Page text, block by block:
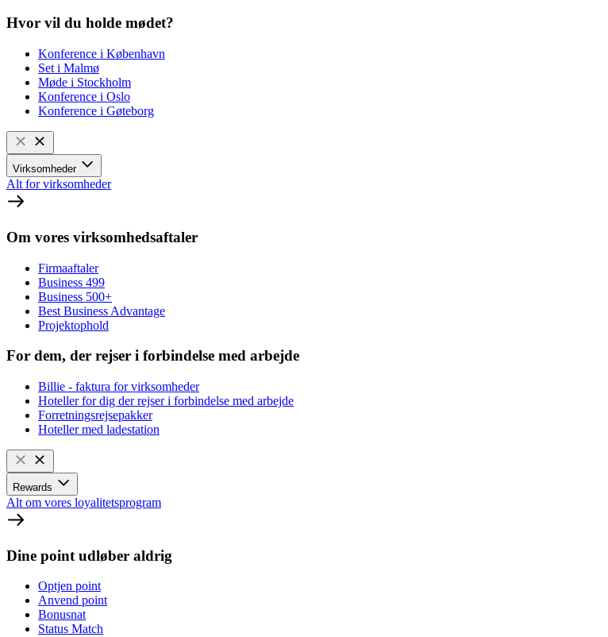
Hvor vil du holde mødet?
Konference i København
Set i Malmø
Møde i Stockholm
Konference i Oslo
Konference i Gøteborg
Virksomheder
Alt for virksomheder
Om vores virksomhedsaftaler
Firmaaftaler
Business 499
Business 500+
Best Business Advantage
Projektophold
For dem, der rejser i forbindelse med arbejde
Billie - faktura for virksomheder
Hoteller for dig der rejser i forbindelse med arbejde
Forretningsrejsepakker
Hoteller med ladestation
Rewards
Alt om vores loyalitetsprogram
Dine point udløber aldrig
Optjen point
Anvend point
Bonusnat
Status Match